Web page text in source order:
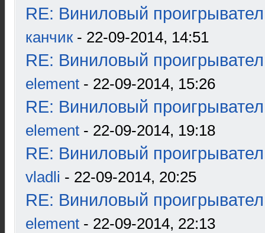
RE: Виниловый
канчик- 22-09-2014, 14:51
RE: Виниловый
element - 22-09-2014, 15:26
RE: Виниловый
element - 22-09-2014, 19:18
RE: Виниловый
vladli - 22-09-2014, 20:25
RE: Виниловый
element - 22-09-2014, 22:13